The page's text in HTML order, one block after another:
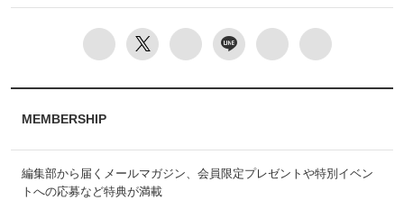
MEMBERSHIP
編集部から届くメールマガジン、会員限定プレゼントや特別イベン
トへの応募など特典が満載